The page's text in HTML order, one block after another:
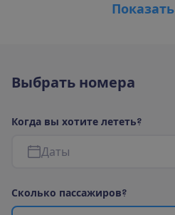
Показать
Выбрать номера
Когда вы хотите лететь?
Даты
Сколько пассажиров?